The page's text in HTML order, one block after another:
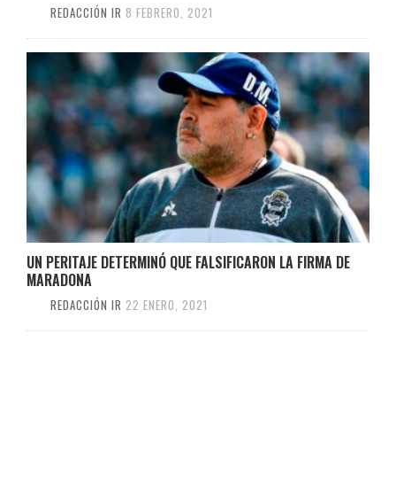
REDACCIÓN IR 8 FEBRERO, 2021
UN PERITAJE DETERMINÓ QUE FALSIFICARON LA FIRMA DE
MARADONA
REDACCIÓN IR 22 ENERO, 2021